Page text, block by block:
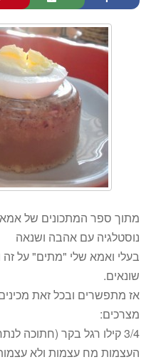
מתוך ספר המתכונים של
נוסטלגיה עם אהבה ושנאה
בעלי ואמא שלי "מתים" על זה
שונאים.
אז מתפשרים ובכל זאת
מצרכים:
3/4 קילו רגל בקר (חתוכה
העצמות מח עצמות ולא